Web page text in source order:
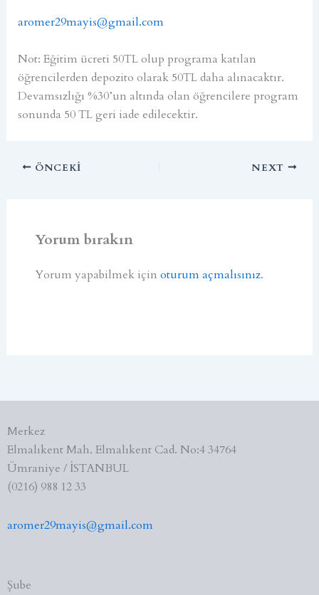
aromer29mayis@gmail.com
Not: Eğitim ücreti 50TL olup programa katılan
öğrencilerden depozito olarak 50TL daha alınacaktır.
Devamsızlığı %30’un altında olan öğrencilere program
sonunda 50 TL geri iade edilecektir.
ÖNCEKI NEXT
Yorum bırakın
Yorum yapabilmek için oturum açmalısınız.
Merkez
Elmalıkent Mah. Elmalıkent Cad. No:4 34764
Ümraniye / İSTANBUL
(0216) 988 12 33
aromer29mayis@gmail.com
Şube